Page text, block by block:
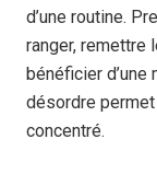
d’une routine.
ranger, remettre
bénéficier d’une
désordre
concentré.